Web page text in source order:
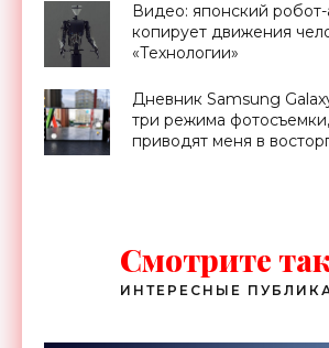
Видео: японский робот-
копирует движения
«Технологии»
Дневник Samsung
три режима
приводят меня в
Смотрите
ИНТЕРЕСНЫЕ